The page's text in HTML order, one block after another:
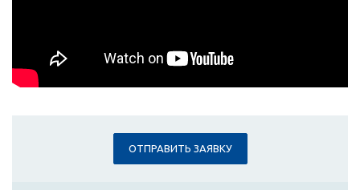
ОТПРАВИТЬ ЗАЯВКУ